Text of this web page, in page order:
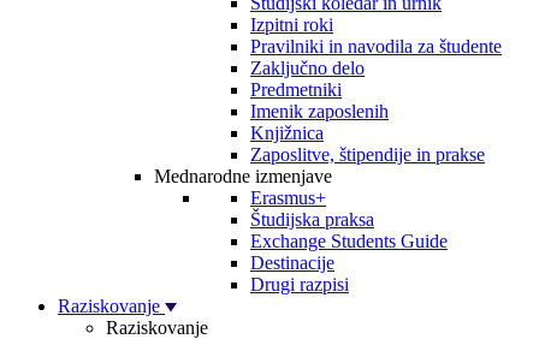
Izpitni roki
Pravilniki in navodila za študente
Zaključno delo
Predmetniki
Imenik zaposlenih
Knjižnica
Zaposlitve, štipendije in prakse
Mednarodne izmenjave
Erasmus+
Študijska praksa
Exchange Students Guide
Destinacije
Drugi razpisi
Raziskovanje
Raziskovanje